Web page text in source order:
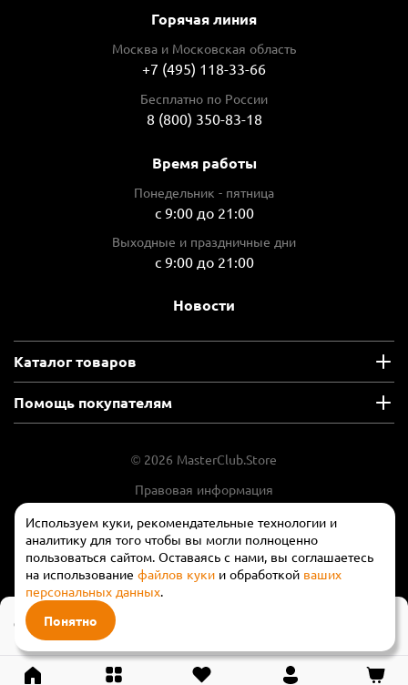
Используем куки, рекомендательные технологии и
аналитику для того чтобы вы могли полноценно
пользоваться сайтом. Оставаясь с нами, вы соглашаетесь
на использование файлов куки и обработкой ваших
персональных данных.
Понятно
910 ₽
Горячая линия
Москва и Московская область
+7 (495) 118-33-66
Бесплатно по России
8 (800) 350-83-18
Время работы
Понедельник - пятница
с 9:00 до 21:00
Выходные и праздничные дни
с 9:00 до 21:00
Новости
Каталог товаров
Помощь покупателям
© 2026 MasterClub.Store
Правовая информация
Положение об обработки и защите
персональных данных